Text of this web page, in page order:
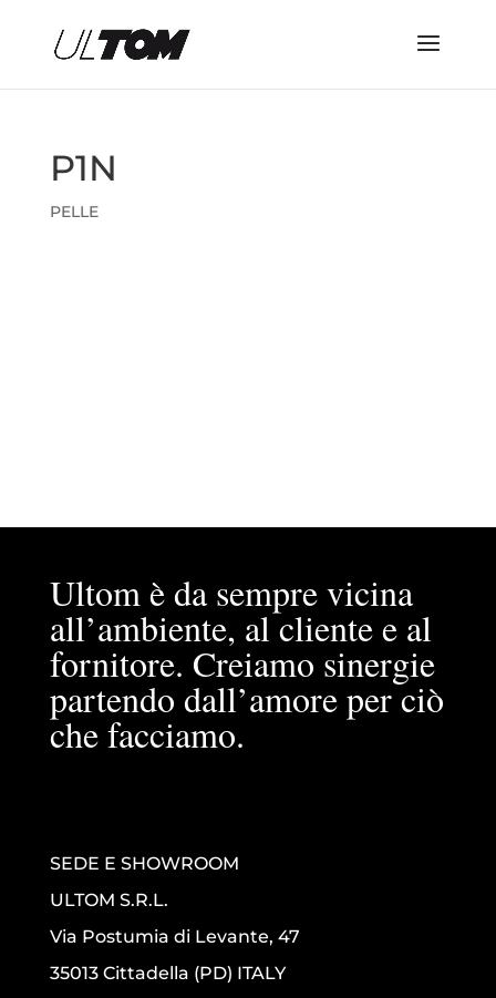
P1N
PELLE
Ultom è da sempre vicina
all’ambiente, al cliente e al
fornitore. Creiamo sinergie
partendo dall’amore per ciò
che facciamo.
SEDE E SHOWROOM
ULTOM S.R.L.
Via Postumia di Levante, 47
35013 Cittadella (PD) ITALY